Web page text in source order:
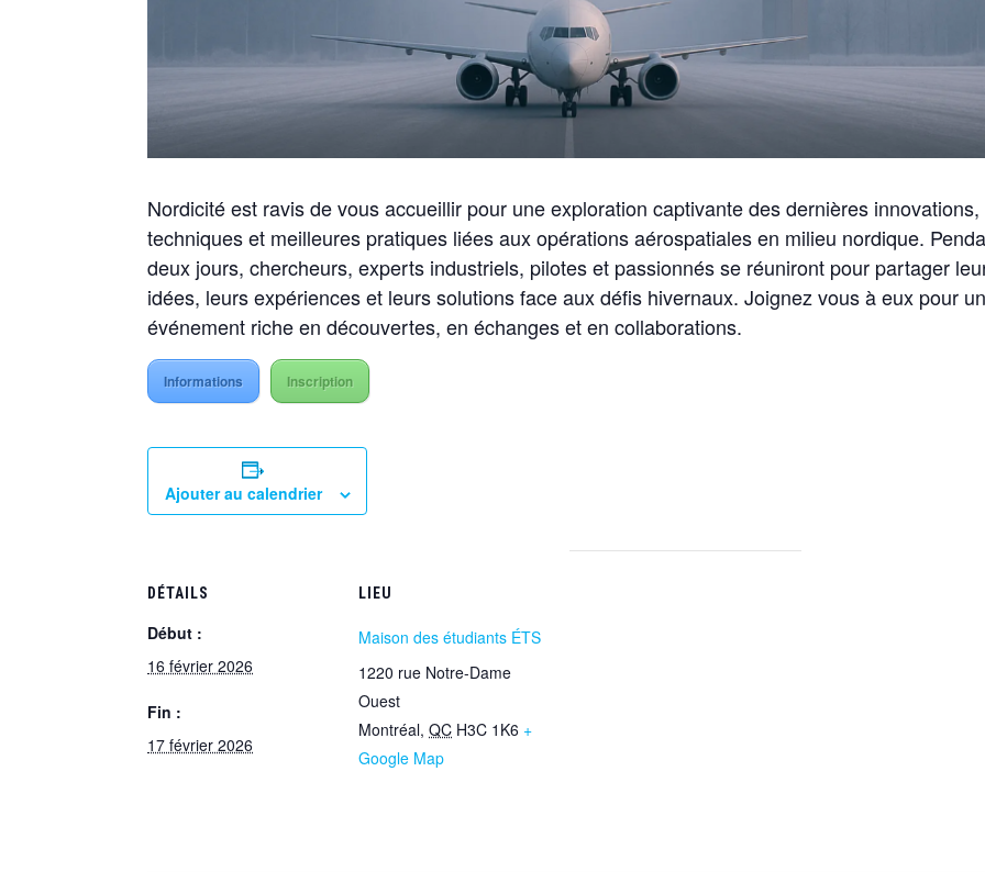
Nordicité est ravis de vous accueillir pour une exploration captivante des dernières innovations,
techniques et meilleures pratiques liées aux opérations aérospatiales en milieu nordique.
deux jours, chercheurs, experts industriels, pilotes et passionnés se réuniront pour partager
idées, leurs expériences et leurs solutions face aux défis hivernaux. Joignez vous à eux pour
événement riche en découvertes, en échanges et en collaborations.
Informations Inscription
Ajouter au calendrier
DÉTAILS
Début :
16 février 2026
Fin :
17 février 2026
LIEU
Maison des étudiants ÉTS
1220 rue Notre-Dame
Ouest
Montréal, QC H3C 1K6 +
Google Map